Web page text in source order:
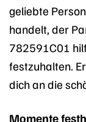
geliebte
handelt, der
782591C01
festzuhalten.
dich an die
Momente